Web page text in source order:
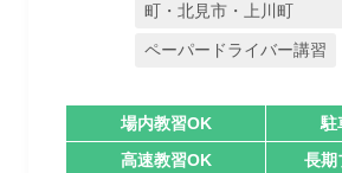
町・北見市・上川町
ペーパードライバー講習
場内教習OK
駐
高速教習OK
長期